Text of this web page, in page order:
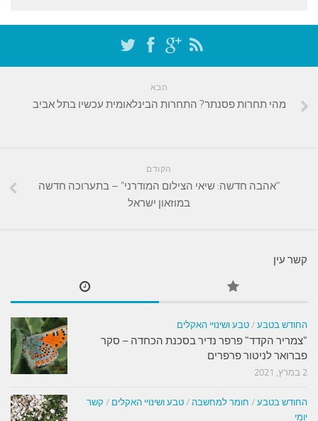
מהי תחרות פסנתר? התחרות הבינלאומית עכשיו בתל אביב
"אהבה חדשה: שיאי הצילום המודרני" – בתערוכה חדשה
במוזאון ישראל
קשר עין
החודש בטבע / טבע ושינויי האקלים
"צמריר הקדד" פרפר נדיר בסכנת הכחדה – סקר
פברואר לניטור פרפרים
2 במרץ, 2021
החודש בטבע / חומר למחשבה / טבע ושינויי האקלים / קשר
יומי